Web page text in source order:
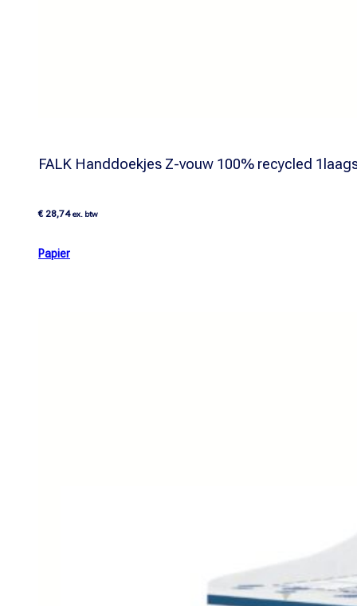
FALK Handdoekjes Z-vouw 100% recycled
€ 28,74 ex. btw
Papier